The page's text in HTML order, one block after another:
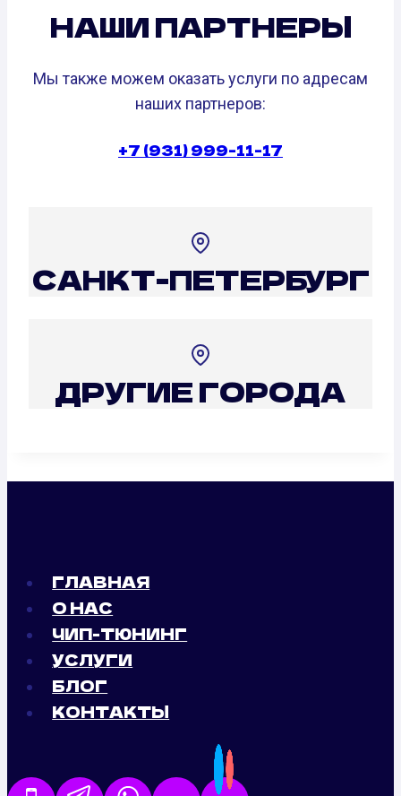
НАШИ ПАРТНЕРЫ
Мы также можем оказать услуги по адресам
наших партнеров:
+7 (931) 999-11-17
САНКТ-ПЕТЕРБУРГ
ДРУГИЕ ГОРОДА
ГЛАВНАЯ
О НАС
ЧИП-ТЮНИНГ
УСЛУГИ
БЛОГ
КОНТАКТЫ